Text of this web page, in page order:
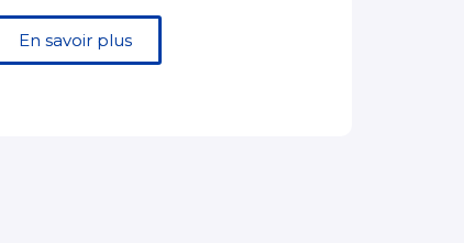
En savoir plus